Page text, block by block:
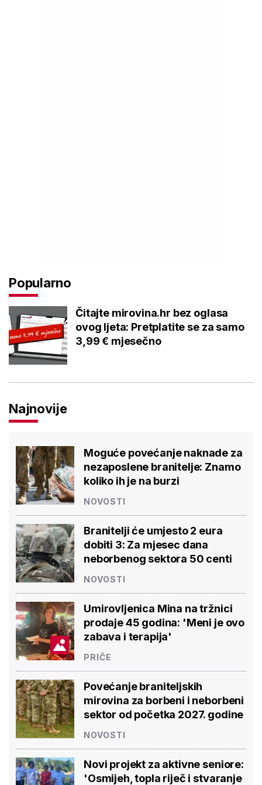
Popularno
Čitajte mirovina.hr bez oglasa
ovog ljeta: Pretplatite se za samo
3,99 € mjesečno
Najnovije
Moguće povećanje naknade za
nezaposlene branitelje: Znamo
koliko ih je na burzi
NOVOSTI
Branitelji će umjesto 2 eura
dobiti 3: Za mjesec dana
neborbenog sektora 50 centi
NOVOSTI
Umirovljenica Mina na tržnici
prodaje 45 godina: 'Meni je ovo
zabava i terapija'
PRIČE
Povećanje braniteljskih
mirovina za borbeni i neborbeni
sektor od početka 2027. godine
NOVOSTI
Novi projekt za aktivne seniore:
'Osmijeh, topla riječ i stvaranje